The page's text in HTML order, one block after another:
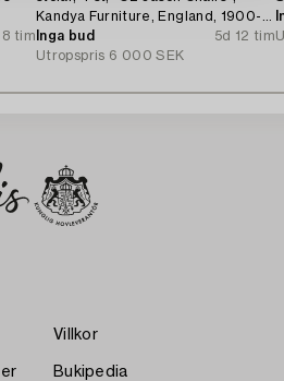
8 tim
Kandya Furniture, England, 1900-
talets mitt.
Inga bud
5d 12 tim
Utropspris 6 000 SEK
Villkor
Bukipedia